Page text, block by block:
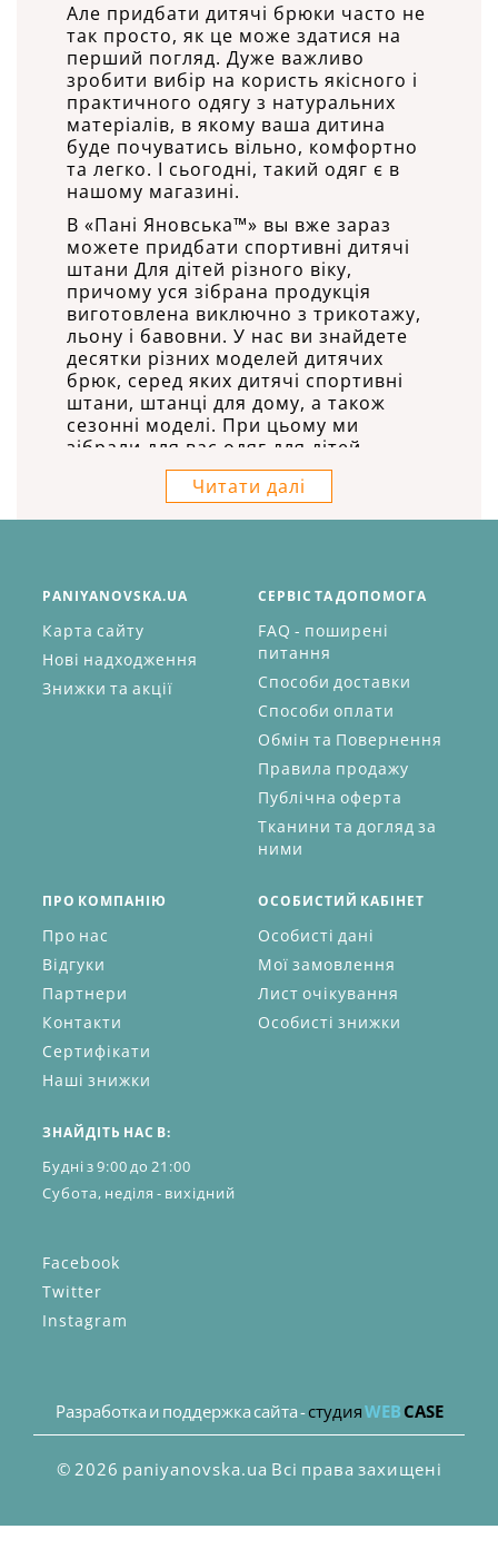
Але придбати дитячі брюки часто не
так просто, як це може здатися на
перший погляд. Дуже важливо
зробити вибір на користь якісного і
практичного одягу з натуральних
матеріалів, в якому ваша дитина
буде почуватись вільно, комфортно
та легко. І сьогодні, такий одяг є в
нашому магазині.
В «Пані Яновська™» вы вже зараз
можете придбати спортивні дитячі
штани Для дітей різного віку,
причому уся зібрана продукція
виготовлена виключно з трикотажу,
льону і бавовни. У нас ви знайдете
десятки різних моделей дитячих
брюк, серед яких дитячі спортивні
штани, штанці для дому, а також
сезонні моделі. При цьому ми
зібрали для вас одяг для дітей
різного віку, починаючи від
найменших, а закінчуючи
підлітками..
штани оптом та в роздріб
Компанія «Пані Яновська™» является
производителем всей реализуемой
продукции, завдяки чому ми
пропонуємо своїм клієнтам
можливість купити дитячі брюки як
оптом, так і вроздріб. При цьому для
оптових покупців у нас передбачені
особливо вигідні умови придбання,
ознайомитися з якими ми
пропонуємо вам вже зараз!
Купити дитячі штани оптом або
означає зробити свій вибір на
користь найвищої якості і
практичності. Втім, в зручності
співпраці з нами вже встигли
переконатися тисячі клієнтів з усієї
Читати далі
PANIYANOVSKA.UA
Карта сайту
Нові надходження
Знижки та акції
СЕРВІС ТА ДОПОМОГА
FAQ - поширені
питання
Способи доставки
Способи оплати
Обмін та Повернення
Правила продажу
Публічна оферта
Тканини та догляд за
ними
ПРО КОМПАНІЮ
Про нас
Відгуки
Партнери
Контакти
Сертифікати
Наші знижки
ОСОБИСТИЙ КАБІНЕТ
Особисті дані
Мої замовлення
Лист очікування
Особисті знижки
ЗНАЙДІТЬ НАС В:
Будні з 9:00 до 21:00
Субота, неділя - вихідний
Facebook
Twitter
Instagram
Разработка и поддержка сайта -студияWEB CASE
© 2026 paniyanovska.ua Всі права захищені